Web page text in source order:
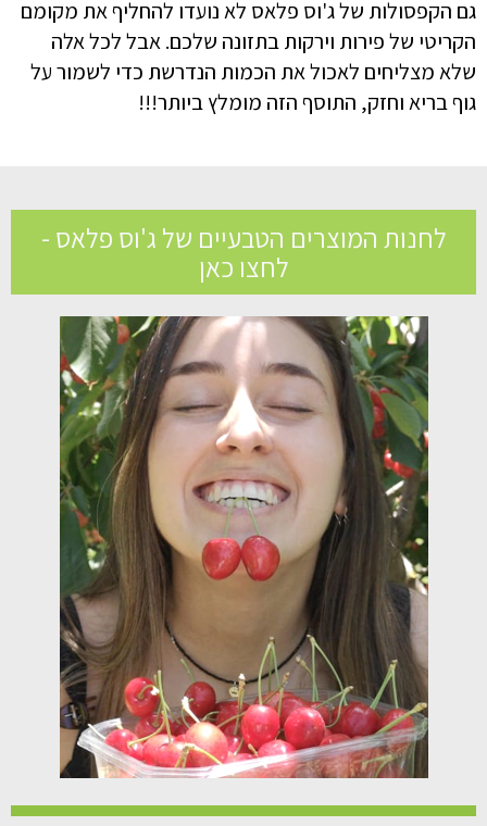
גם הקפסולות של ג'וס פלאס לא נועדו להחליף את מקומם
הקריטי של פירות וירקות בתזונה שלכם. אבל לכל אלה
שלא מצליחים לאכול את הכמות הנדרשת כדי לשמור על
גוף בריא וחזק, התוסף הזה מומלץ ביותר!!!
לחנות המוצרים הטבעיים של ג'וס פלאס -
לחצו כאן